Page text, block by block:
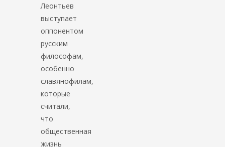
Леонтьев
выступает
оппонентом
русским
философам,
особенно
славянофилам,
которые
считали,
что
общественная
жизнь